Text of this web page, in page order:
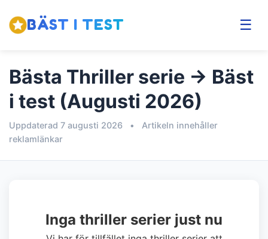
BÄST I TEST ☰
Bästa Thriller serie → Bäst
i test (Augusti 2026)
Uppdaterad 7 augusti 2026 •
Artikeln innehåller
reklamlänkar
Inga thriller serier just nu